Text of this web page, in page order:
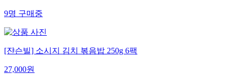
9명 구매중
[쟌슨빌] 소시지 김치 볶음밥 250g 6팩
27,000원